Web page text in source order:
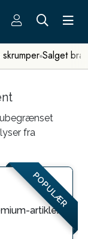
Salget
fra
POPULÆR
artikler